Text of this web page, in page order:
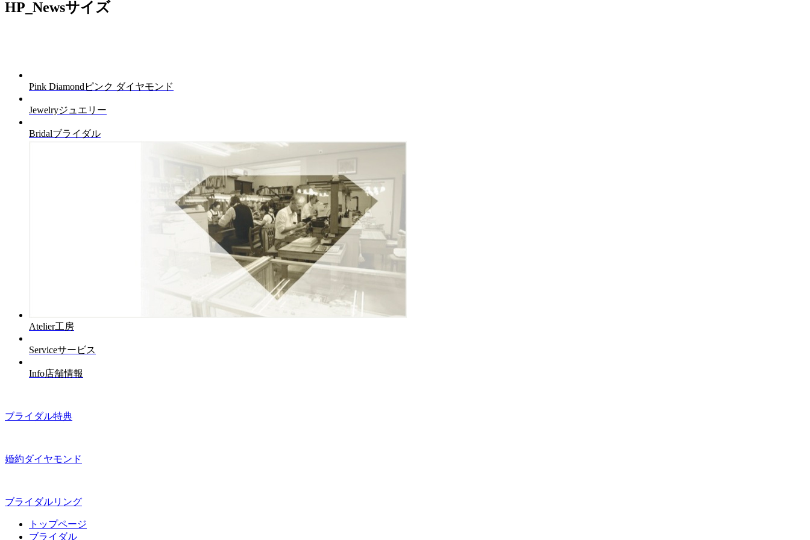
HP_Newsサイズ
Pink Diamond ピンク ダイヤモンド
Jewelryジュエリー
Bridalブライダル
Atelier工房
Serviceサービス
Info店舗情報
ブライダル特典
婚約ダイヤモンド
ブライダルリング
トップページ
ブライダル